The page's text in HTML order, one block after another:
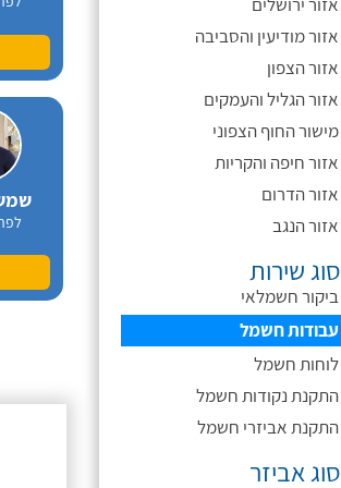
אזור מודיעין והסביבה
אזור הצפון
אזור הגליל והעמקים
מישור החוף הצפוני
אזור חיפה והקריות
אזור הדרום
אזור הנגב
סוג שירות
ביקור חשמלאי
עבודות חשמל
לוחות חשמל
התקנת נקודות חשמל
התקנת אביזרי חשמל
סוג אביזר